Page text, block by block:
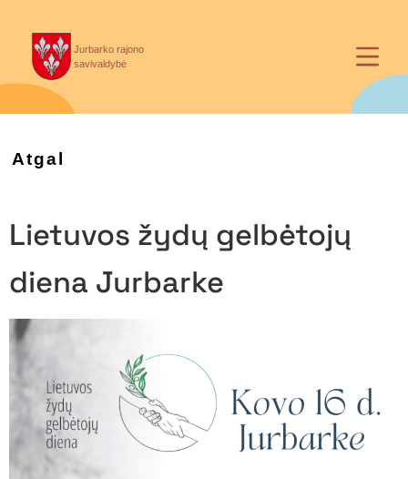
Jurbarko rajono
savivaldybė
Atgal
Lietuvos žydų gelbėtojų
diena Jurbarke